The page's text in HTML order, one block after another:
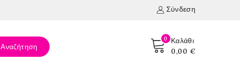
Σύνδεση
0
Καλάθι
0,00 €
Αναζήτηση